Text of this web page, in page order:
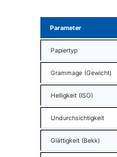
Parameter
Papiertyp
Grammage (Gewicht)
Helligkeit (ISO)
Undurchsichtigkeit
Glättigkeit (Bekk)